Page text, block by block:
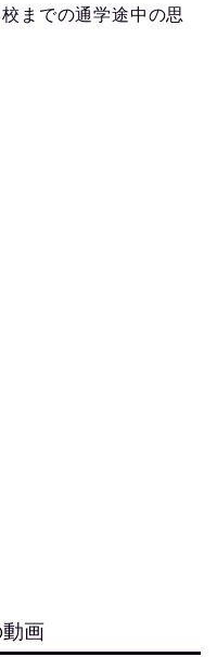
までの通学途中の思
画